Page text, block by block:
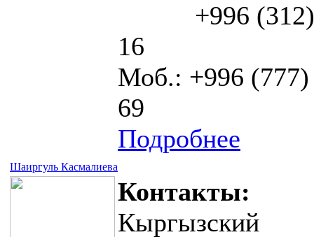
+996 (312)
16
Моб.: +996 (777)
69
Подробнее
Шаиргуль Касмалиева
Контакты:
Кыргызский